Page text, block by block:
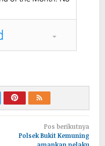
Pos berikutnya
Polsek Bukit Kemuning
amankan pelaku